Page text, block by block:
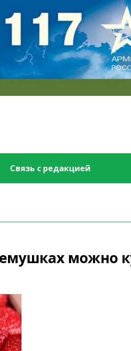
Связь с редакцией
можно